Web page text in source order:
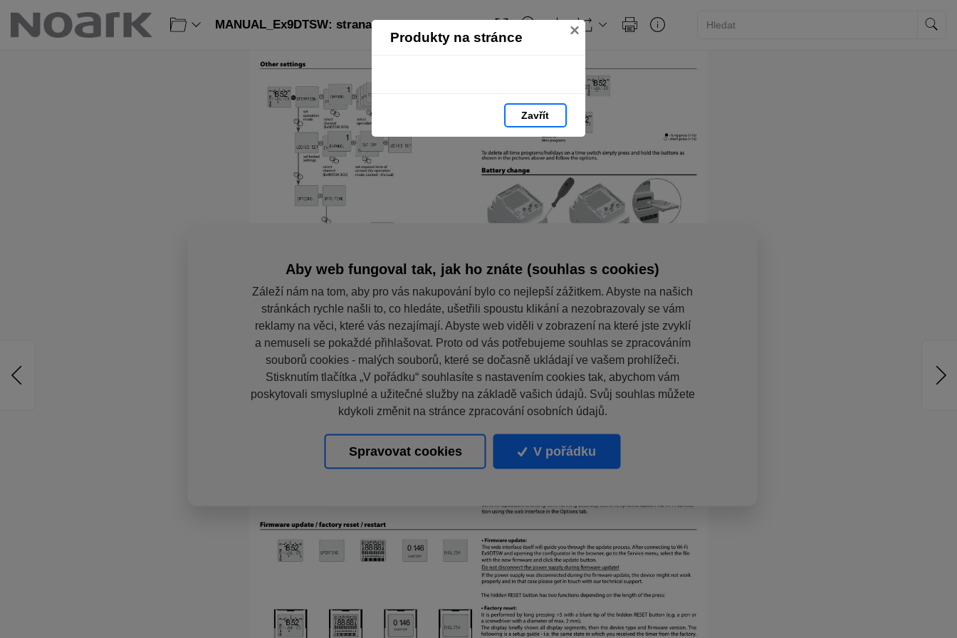
Produkty na stránce ×
Zavřít
MANUAL_Ex9DTSW: strana 5
Aby web fungoval tak, jak ho znáte (souhlas s cookies)
Záleží nám na tom, aby pro vás nakupování bylo co nejlepší zážitkem. Abyste na našich
stránkách rychle našli to, co hledáte, ušetřili spoustu klikání a nezobrazovaly se vám
reklamy na věci, které vás nezajímají. Abyste web viděli v zobrazení na které jste zvyklí
a nemuseli se pokaždé přihlašovat. Proto od vás potřebujeme souhlas se zpracováním
souborů cookies - malých souborů, které se dočasně ukládají ve vašem prohlížeči.
Stisknutím tlačítka „V pořádku“ souhlasíte s nastavením cookies tak, abychom vám
poskytovali smysluplné a užitečné služby na základě vašich údajů. Svůj souhlas můžete
kdykoli změnit na stránce zpracování osobních údajů.
Spravovat cookies V pořádku